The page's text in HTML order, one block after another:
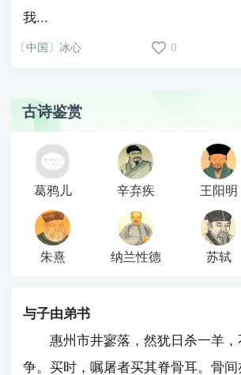
我...
〔中国〕冰心 0
古诗鉴赏
葛鸦儿 辛弃疾 王阳明
朱熹 纳兰性德 苏轼
与子由弟书
惠州市井寥落，然犹日杀一羊，
争。买时，嘱屠者买其脊骨耳。骨